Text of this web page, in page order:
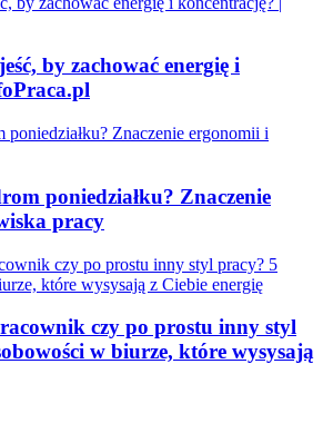
by zachować energię i
poniedziałku? Znaczenie
pracy
czy po prostu inny styl
w biurze, które wysysają